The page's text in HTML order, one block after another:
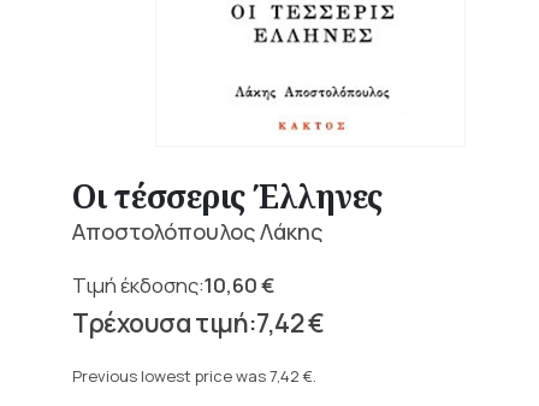
Οι τέσσερις Έλληνες
Αποστολόπουλος Λάκης
10,60€
Original
price
10,60 €.
7,42€
price
Previous lowest price was7,42 €.